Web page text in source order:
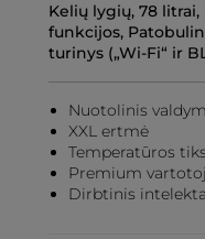
Kelių lygių, 78
funkcijos,
turinys („Wi-Fi“ ir
Nuotolinis
XXL ertmė
Temperatūros
Premium
Dirbtinis